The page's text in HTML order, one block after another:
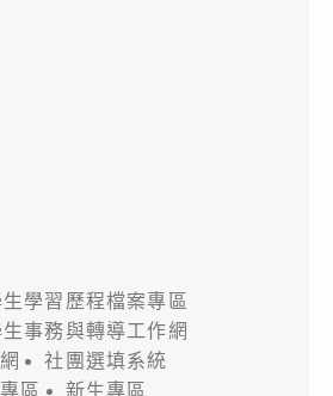
生學習歷程檔案專區
生事務與轉導工作網
社團選填系統
區
新生專區